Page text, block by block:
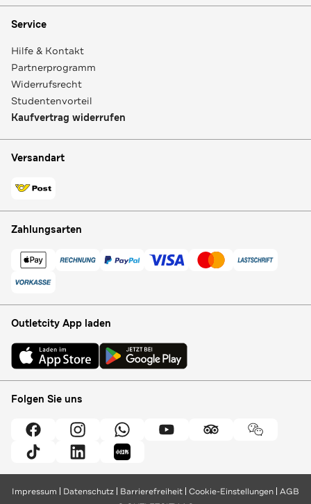
Service
Hilfe & Kontakt
Partnerprogramm
Widerrufsrecht
Studentenvorteil
Kaufvertrag widerrufen
Versandart
Zahlungsarten
Outletcity App laden
Folgen Sie uns
Impressum Datenschutz Barrierefreiheit Cookie-Einstellungen AGB